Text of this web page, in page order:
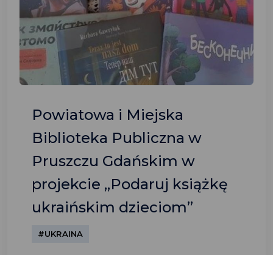
Powiatowa i Miejska
Biblioteka Publiczna w
Pruszczu Gdańskim w
projekcie „Podaruj książkę
ukraińskim dzieciom”
#UKRAINA